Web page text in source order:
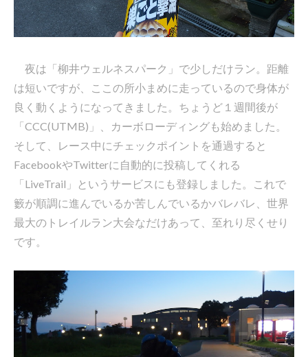
夜は「柳井ウェルネスパーク」で少しだけラン。距離
は短いですが、ここの所小まめに走っているので身体が
良く動くようになってきました。ちょうど１週間後が
「CCC(UTMB)」、カーボローディングも始めました。
そして、レース中にチェックポイントを通過すると
FacebookやTwitterに自動的に投稿してくれる
「LiveTrail」というサービスにも登録しました。これで
籔が順調に進んでいるか苦しんでいるかバレバレ、世界
最大のトレイルラン大会なだけあって、至れり尽くせり
です。